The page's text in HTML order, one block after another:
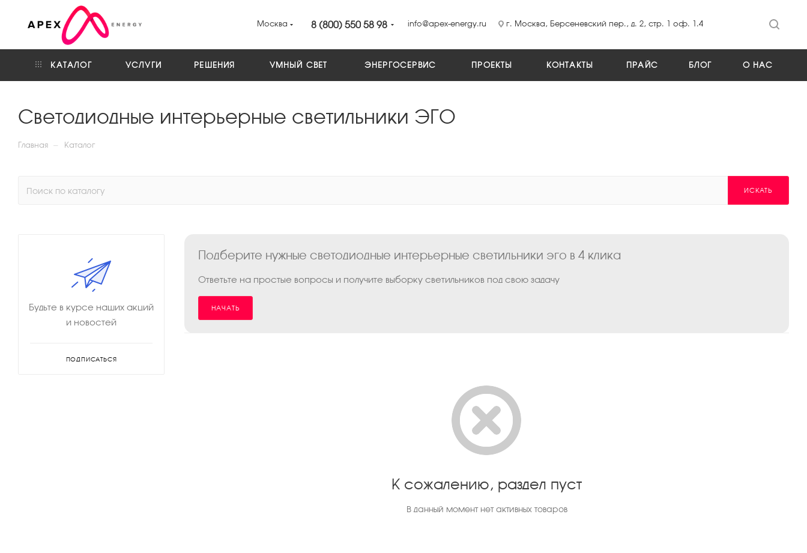
Москва 8 (800) 550 58 98 info@apex-energy.ru г. Москва, Берсеневский пер., д. 2, стр. 1 оф. 1.4
КАТАЛОГ УСЛУГИ РЕШЕНИЯ УМНЫЙ СВЕТ ЭНЕРГОСЕРВИС ПРОЕКТЫ КОНТАКТЫ ПРАЙС БЛОГ О НАС
Светодиодные интерьерные светильники ЭГО
Главная — Каталог
ИСКАТЬ
Подберите нужные светодиодные интерьерные светильники эго в 4 клика
Ответьте на простые вопросы и получите выборку светильников под свою задачу
НАЧАТЬ
К сожалению, раздел пуст
В данный момент нет активных товаров
Будьте в курсе наших акций
и новостей
ПОДПИСАТЬСЯ